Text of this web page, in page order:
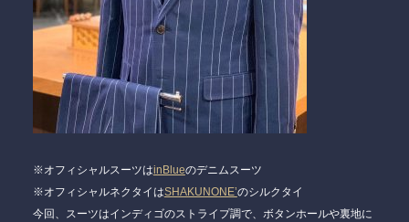
※オフィシャルスーツはinBlueのデニムスーツ
※オフィシャルネクタイはSHAKUNONE’のシルクタイ
今回、スーツはインディゴのストライプ調で、ボタンホールや裏地に